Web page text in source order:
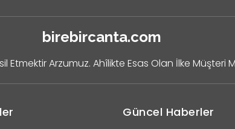
birebircanta.com
Etmektir Arzumuz. Ahîlikte Esas Olan İlke Müşteri
Güncel Haberler